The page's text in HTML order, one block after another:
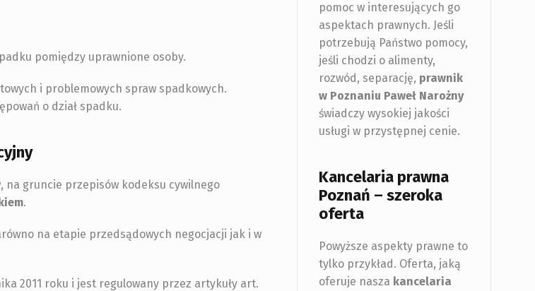
pomiędzy uprawnione osoby.
i problemowych spraw spadkowych.
o dział spadku.
na gruncie przepisów kodeksu cywilnego
.
na etapie przedsądowych negocjacji jak i w
2011 roku i jest regulowany przez artykuły art.
pomoc w interesujących go
aspektach prawnych. Jeśli
potrzebują Państwo pomocy,
jeśli chodzi o alimenty,
rozwód, separację, prawnik
w Poznaniu Paweł Narożny
świadczy wysokiej jakości
usługi w przystępnej cenie.
Kancelaria prawna
Poznań – szeroka
oferta
Powyższe aspekty prawne to
tylko przykład. Oferta, jaką
oferuje nasza kancelaria